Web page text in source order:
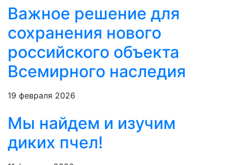
Важное решение для
сохранения нового
российского объекта
Всемирного наследия
19 февраля 2026
Мы найдем и изучим
диких пчел!